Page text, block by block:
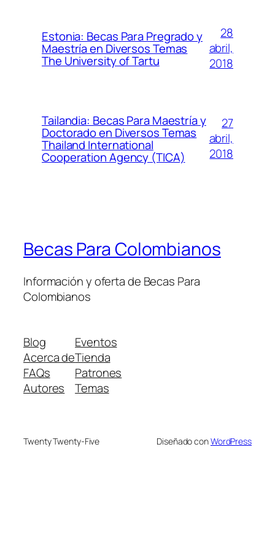
Estonia: Becas Para Pregrado y
Maestría en Diversos Temas
The University of Tartu
28
abril,
2018
Tailandia: Becas Para Maestría y
Doctorado en Diversos Temas
Thailand International
Cooperation Agency (TICA)
27
abril,
2018
Becas Para Colombianos
Información y oferta de Becas Para
Colombianos
Blog
Acerca de
FAQs
Autores
Eventos
Tienda
Patrones
Temas
Twenty Twenty-Five Diseñado conWordPress